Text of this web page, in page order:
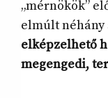
„mérnökök”
elmúlt néhány
elképzelhető
megengedi,